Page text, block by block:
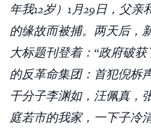
年我12岁）1月29日，父
的缘故而被捕。两天后，
大标题刊登着：“政府破
的反革命集团：首犯倪柝
干分子李渊如，汪佩真，
庭若市的我家，一下子冷